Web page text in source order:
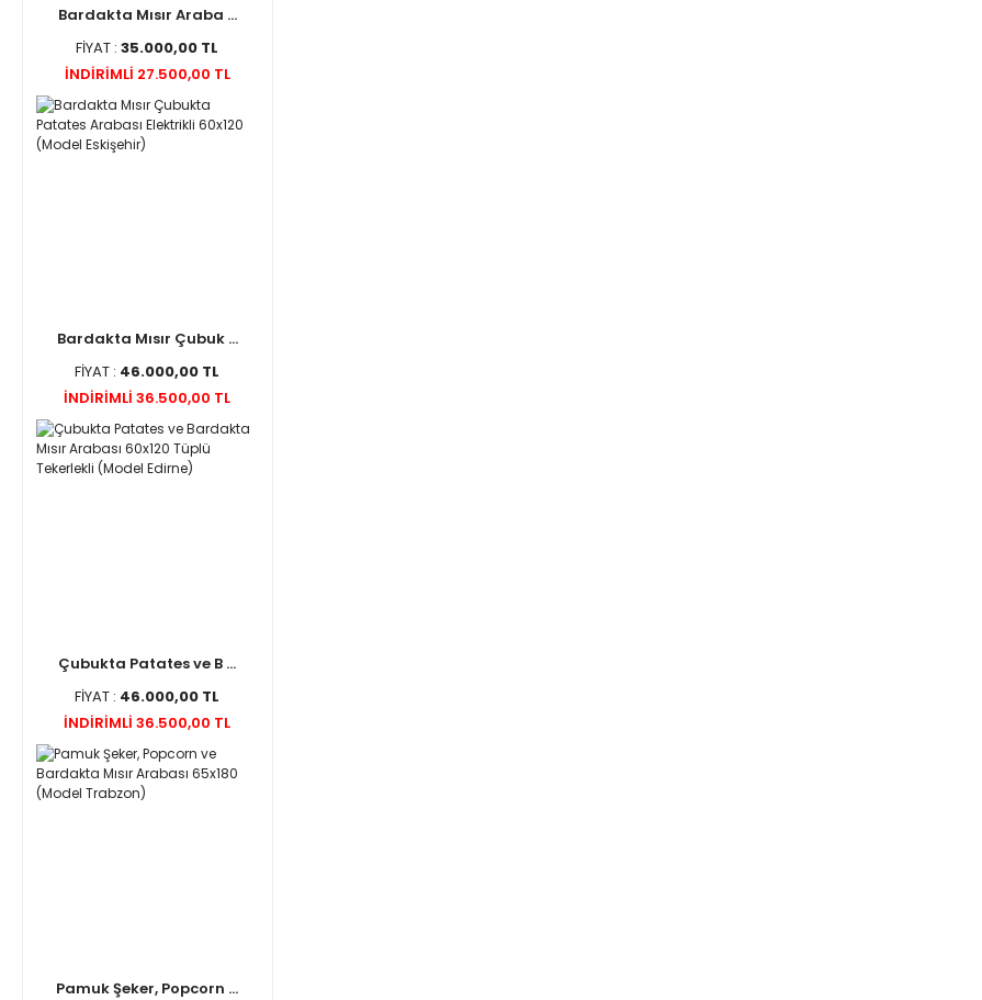
Bardakta Mısır Araba ...
FİYAT :35.000,00 TL
İNDİRİMLİ 27.500,00 TL
Bardakta Mısır Çubuk ...
FİYAT : 46.000,00 TL
İNDİRİMLİ 36.500,00 TL
Çubukta Patates ve B ...
FİYAT : 46.000,00 TL
İNDİRİMLİ 36.500,00 TL
Pamuk Şeker, Popcorn ...